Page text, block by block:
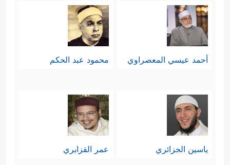
أحمد عيسي المعصراوي محمود عبد الحكم
ياسين الجزائري عمر القزابري